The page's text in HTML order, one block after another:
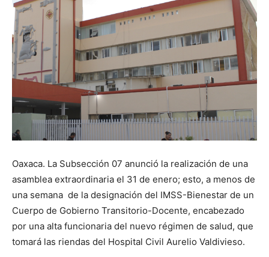
Oaxaca. La Subsección 07 anunció la realización de una
asamblea extraordinaria el 31 de enero; esto, a menos de
una semana de la designación del IMSS-Bienestar de un
Cuerpo de Gobierno Transitorio-Docente, encabezado
por una alta funcionaria del nuevo régimen de salud, que
tomará las riendas del Hospital Civil Aurelio Valdivieso.